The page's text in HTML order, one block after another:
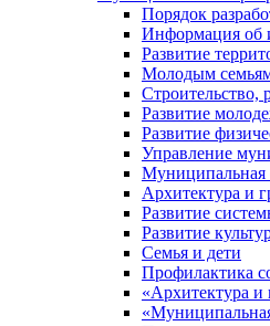
Порядок
Информация об
Развитие
Молодым
Строительство,
Развитие
Развитие
Управление
Муниципальная
Архитектура и
Развитие
Развитие
Семья и дети
Профилактика
«Архитектура и